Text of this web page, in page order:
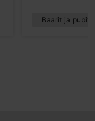
Baarit ja pubit